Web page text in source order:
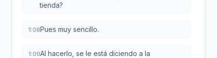
tienda?
1:08Pues muy sencillo.
1:09Al hacerlo, se le está diciendo a la